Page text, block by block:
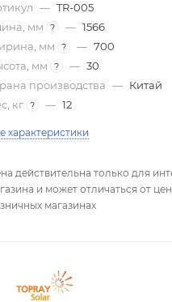
— TR-005
мм
? — 1566
мм
? — 700
мм
? — 30
производства — Китай
кг ? — 12
характеристики
действительна только для
и может отличаться от
магазинах